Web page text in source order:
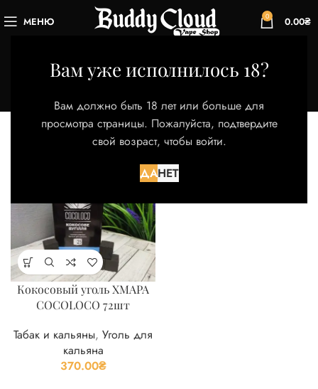
Вам уже исполнилось 18?
Вам должно быть 18 лет или больше для
просмотра страницы. Пожалуйста, подтвердите
свой возраст, чтобы войти.
ДАНЕТ
МЕНЮ 0 0.00₴
Коколоко
Категории
Товары с меткой “Коколоко”
Отображение единственного товара
Кокосовый уголь ХМАРА
COCOLOCO 72шт
Табак и кальяны, Уголь для
кальяна
370.00₴